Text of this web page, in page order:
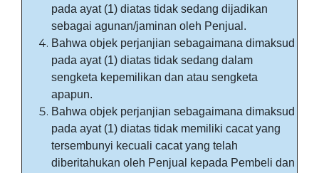
pada ayat (1) diatas tidak sedang dijadikan
sebagai agunan/jaminan oleh Penjual.
Bahwa objek perjanjian sebagaimana dimaksud
pada ayat (1) diatas tidak sedang dalam
sengketa kepemilikan dan atau sengketa
apapun.
Bahwa objek perjanjian sebagaimana dimaksud
pada ayat (1) diatas tidak memiliki cacat yang
tersembunyi kecuali cacat yang telah
diberitahukan oleh Penjual kepada Pembeli dan